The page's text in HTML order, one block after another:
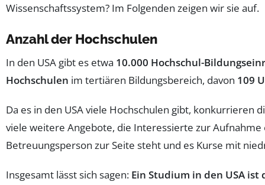
Wissenschaftssystem? Im Folgenden zeigen wir sie auf.
Anzahl der Hochschulen
In den USA gibt es etwa 10.000 Hochschul-
Hochschulen im tertiären Bildungsbereich, davon 109
Da es in den USA viele Hochschulen gibt, konkurrieren
viele weitere Angebote, die Interessierte zur
Betreuungsperson zur Seite steht und es Kurse mit
Insgesamt lässt sich sagen: Ein Studium in den USA